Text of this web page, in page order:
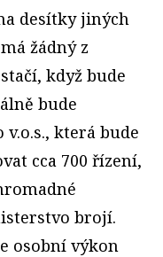
desítky jiných
žádný z
když bude
bude
v.o.s., která bude
cca 700 řízení,
brojí.
osobní výkon